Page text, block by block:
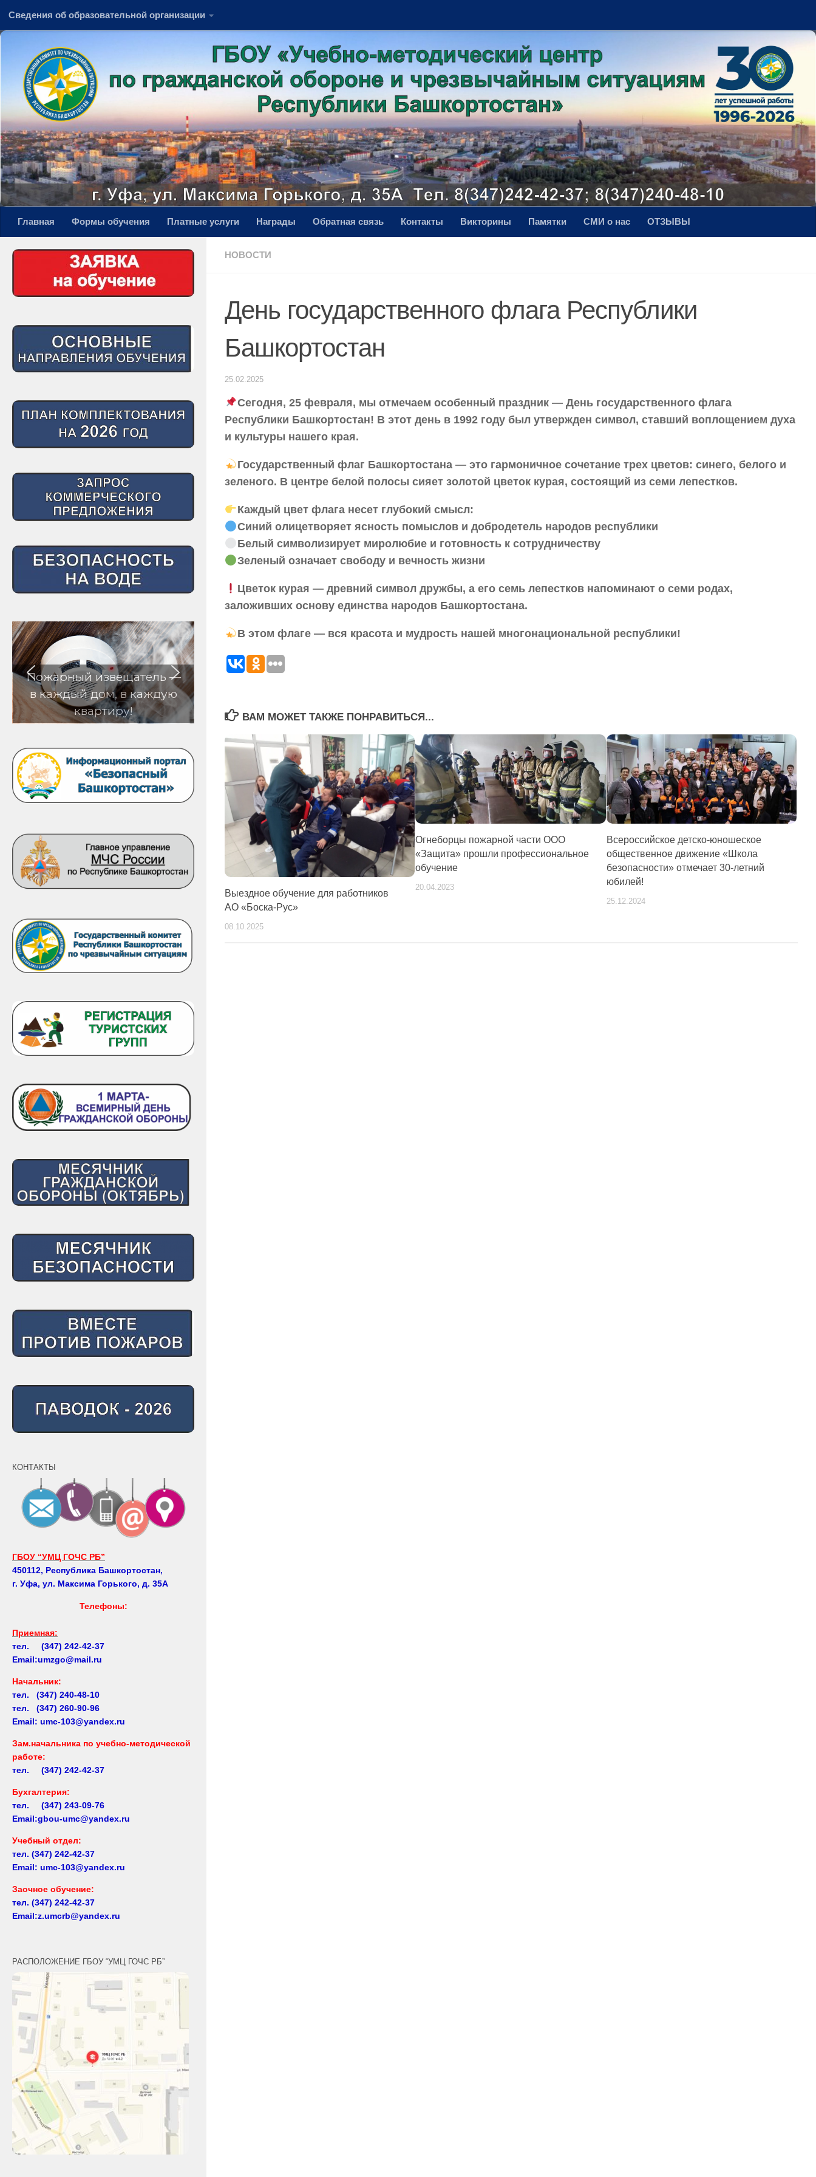
Перейти к содержимому
Сведения об образовательной организации
Главная Формы обучения Платные услуги Награды Обратная связь Контакты Викторины Памятки СМИ о нас ОТЗЫВЫ
НОВОСТИ
День государственного флага Республики
Башкортостан
25.02.2025
Сегодня, 25 февраля, мы отмечаем особенный праздник — День государственного флага
Республики Башкортостан! В этот день в 1992 году был утвержден символ, ставший воплощением духа
и культуры нашего края.
Государственный флаг Башкортостана — это гармоничное сочетание трех цветов: синего, белого и
зеленого. В центре белой полосы сияет золотой цветок курая, состоящий из семи лепестков.
Каждый цвет флага несет глубокий смысл:
Синий олицетворяет ясность помыслов и добродетель народов республики
Белый символизирует миролюбие и готовность к сотрудничеству
Зеленый означает свободу и вечность жизни
Цветок курая — древний символ дружбы, а его семь лепестков напоминают о семи родах,
заложивших основу единства народов Башкортостана.
В этом флаге — вся красота и мудрость нашей многонациональной республики!
ВАМ МОЖЕТ ТАКЖЕ ПОНРАВИТЬСЯ...
Выездное обучение для работников
АО «Боска-Рус»
08.10.2025
Огнеборцы пожарной части ООО
«Защита» прошли профессиональное
обучение
20.04.2023
Всероссийское детско-юношеское
общественное движение «Школа
безопасности» отмечает 30-летний
юбилей!
25.12.2024
—
в каждую
КОНТАКТЫ
ГБОУ “УМЦ ГОЧС РБ”
450112, Республика Башкортостан,
г. Уфа, ул. Максима Горького, д. 35А
Телефоны:
Приемная:
тел. (347) 242-42-37
Email:umzgo@mail.ru
Начальник:
тел. (347) 240-48-10
тел. (347) 260-90-96
Email: umc-103@yandex.ru
Зам.начальника по учебно-методической
работе:
тел. (347) 242-42-37
Бухгалтерия:
тел. (347) 243-09-76
Email:gbou-umc@yandex.ru
Учебный отдел:
тел. (347) 242-42-37
Email: umc-103@yandex.ru
Заочное обучение:
тел. (347) 242-42-37
Email:z.umcrb@yandex.ru
РАСПОЛОЖЕНИЕ ГБОУ “УМЦ ГОЧС РБ”